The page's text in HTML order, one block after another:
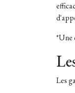
*Une
Les